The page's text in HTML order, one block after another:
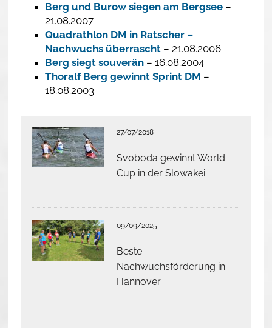
Berg und Burow siegen am Bergsee–
21.08.2007
Quadrathlon DM in Ratscher –
Nachwuchs überrascht– 21.08.2006
Berg siegt souverän– 16.08.2004
Thoralf Berg gewinnt Sprint DM –
18.08.2003
27/07/2018
Svoboda gewinnt World
Cup in der Slowakei
09/09/2025
Beste
Nachwuchsförderung in
Hannover